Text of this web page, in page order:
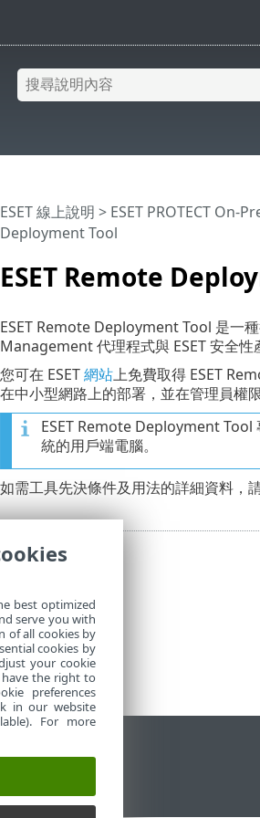
ESET Remote
ESET 線上說明 > ESET PROTECT On-
Deployment Tool
ESET Remote Deployment Tool 是一
Management 代理程式與 ESET 安全性
您可在 ESET網站上免費取得 ESET
在中小型網路上的部署，並在管理員權限
ESET Remote Deployment Tool
統的用戶端電腦。
如需工具先決條件及用法的詳細資料，
best optimized
serve you with
of all cookies by
cookies by
your cookie
have the right to
preferences
in our website
For more